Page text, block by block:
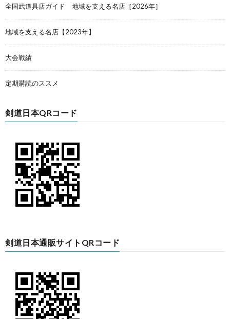
全国武道具店ガイド 地域を支える名店［2026年］
地域を支える名店【2023年】
大会戦績
定期購読のススメ
剣道日本QRコード
剣道日本通販サイトQRコード